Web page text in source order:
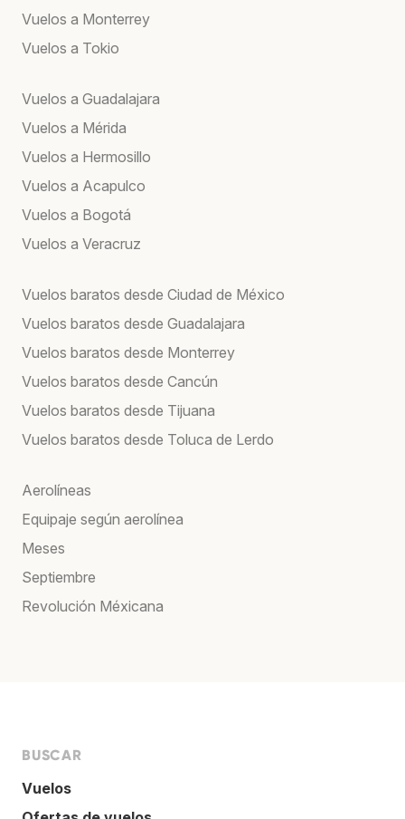
Vuelos a Monterrey
Vuelos a Tokio
Vuelos a Guadalajara
Vuelos a Mérida
Vuelos a Hermosillo
Vuelos a Acapulco
Vuelos a Bogotá
Vuelos a Veracruz
Vuelos baratos desde Ciudad de México
Vuelos baratos desde Guadalajara
Vuelos baratos desde Monterrey
Vuelos baratos desde Cancún
Vuelos baratos desde Tijuana
Vuelos baratos desde Toluca de Lerdo
Aerolíneas
Equipaje según aerolínea
Meses
Septiembre
Revolución Méxicana
BUSCAR
Vuelos